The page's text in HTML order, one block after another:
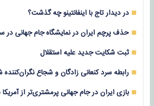
در دیدار تاج با اینفانتینو چه گذشت؟
حذف پرچم ایران در نمایشگاه جام جهانی در
ثبت شکایت جدید علیه استقلال
رابطه سرد کنعانی زادگان و شجاع
بازی‌ ایران در جام جهانی پرمشتری‌تر از